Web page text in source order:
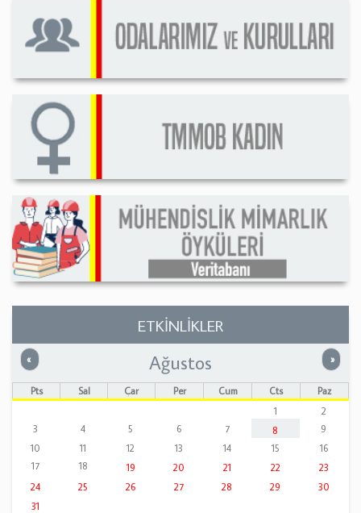
ETKİNLİKLER
« Önceki »
Ağustos
Pts Sal Çar Per Cum Cts
Paz
1
2
3
4 5 6 7 8
9
10
11 12 13 14 15
16
17
18 19 20 21 22
23
24
25 26 27 28 29
30
31